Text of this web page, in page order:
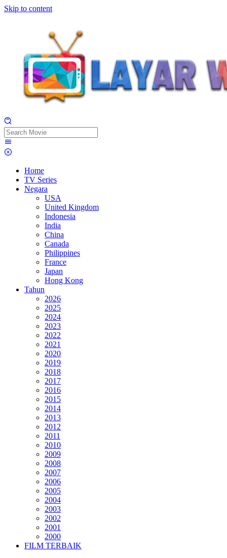
Skip to content
Home
TV Series
Negara
USA
United Kingdom
Indonesia
India
China
Canada
Philippines
France
Japan
Hong Kong
Tahun
2026
2025
2024
2023
2022
2021
2020
2019
2018
2017
2016
2015
2014
2013
2012
2011
2010
2009
2008
2007
2006
2005
2004
2003
2002
2001
2000
FILM TERBAIK